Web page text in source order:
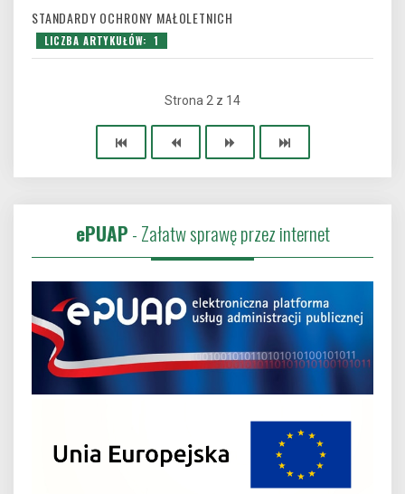
STANDARDY OCHRONY MAŁOLETNICH
LICZBA ARTYKUŁÓW: 1
Strona 2 z 14
ePUAP- Załatw sprawę przez internet